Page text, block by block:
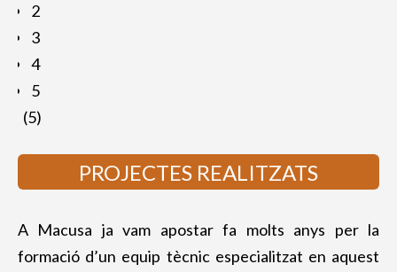
2
3
4
5
(5)
PROJECTES REALITZATS
A Macusa ja vam apostar fa molts anys per la
formació d’un equip tècnic especialitzat en aquest